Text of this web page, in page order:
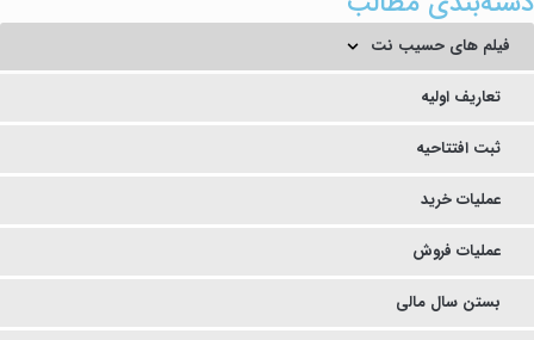
فیلم های حسیب نت
تعاریف اولیه
ثبت افتتاحیه
عملیات خرید
عملیات فروش
بستن سال مالی